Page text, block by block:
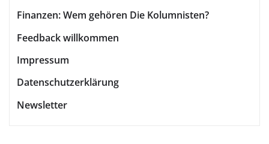
Finanzen: Wem gehören Die Kolumnisten?
Feedback willkommen
Impressum
Datenschutzerklärung
Newsletter